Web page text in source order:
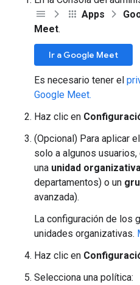
Apps
Meet.
Ir a Google Meet
Es necesario tener el
Google Meet.
Haz clic en
(Opcional) Para aplicar
solo a algunos
una unidad
departamentos) o un
avanzada).
La configuración de los
unidades organizativas.
Haz clic en
Selecciona una política: